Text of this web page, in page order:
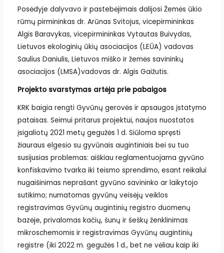
Posėdyje dalyvavo ir pastebėjimais dalijosi Žemės ūkio
rūmų pirmininkas dr. Arūnas Svitojus, vicepirmininkas
Algis Baravykas, vicepirmininkas Vytautas Buivydas,
Lietuvos ekologinių ūkių asociacijos (LEŪA) vadovas
Saulius Daniulis, Lietuvos miško ir žemės savininkų
asociacijos (LMSA)vadovas dr. Algis Gaižutis.
Projekto svarstymas artėja prie pabaigos
KRK baigia rengti Gyvūnų gerovės ir apsaugos įstatymo
pataisas. Seimui pritarus projektui, naujos nuostatos
įsigaliotų 2021 metų gegužės 1 d. Siūloma spręsti
žiauraus elgesio su gyvūnais augintiniais bei su tuo
susijusias problemas: aiškiau reglamentuojama gyvūno
konfiskavimo tvarka iki teismo sprendimo, esant reikalui
nugaišinimas neprašant gyvūno savininko ar laikytojo
sutikimo; numatomas gyvūnų veisėjų veiklos
registravimas Gyvūnų augintinių registro duomenų
bazėje, privalomas kačių, šunų ir šeškų ženklinimas
mikroschemomis ir registravimas Gyvūnų augintinių
registre (iki 2022 m. gegužės 1 d., bet ne vėliau kaip iki